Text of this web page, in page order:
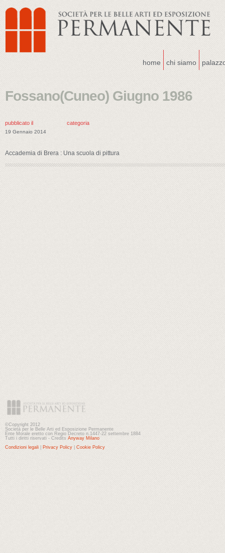
home chi siamo
Fossano(Cuneo) Giugno 1986
pubblicato il
19 Gennaio 2014
categoria
Accademia di Brera : Una scuola di pittura
©Copyright 2012
Società per le Belle Arti ed Esposizione Permanente
Ente Morale eretto con Regio Decreto n.1447-22 settembre 1884
Tutti i diritti riservati - Credits Anyway Milano
Condizioni legali
Privacy Policy Cookie Policy